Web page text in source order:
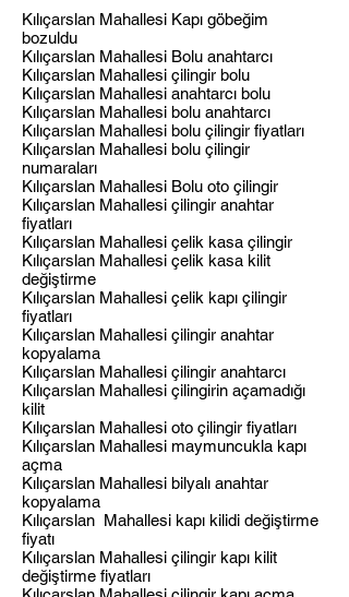
Kılıçarslan Mahallesi Kapı göbeğim
bozuldu
Kılıçarslan Mahallesi Bolu anahtarcı
Kılıçarslan Mahallesi çilingir bolu
Kılıçarslan Mahallesi anahtarcı bolu
Kılıçarslan Mahallesi bolu anahtarcı
Kılıçarslan Mahallesi bolu çilingir fiyatları
Kılıçarslan Mahallesi bolu çilingir
numaraları
Kılıçarslan Mahallesi Bolu oto çilingir
Kılıçarslan Mahallesi çilingir anahtar
fiyatları
Kılıçarslan Mahallesi çelik kasa çilingir
Kılıçarslan Mahallesi çelik kasa kilit
değiştirme
Kılıçarslan Mahallesi çelik kapı çilingir
fiyatları
Kılıçarslan Mahallesi çilingir anahtar
kopyalama
Kılıçarslan Mahallesi çilingir anahtarcı
Kılıçarslan Mahallesi çilingirin açamadığı
kilit
Kılıçarslan Mahallesi oto çilingir fiyatları
Kılıçarslan Mahallesi maymuncukla kapı
açma
Kılıçarslan Mahallesi bilyalı anahtar
kopyalama
Kılıçarslan Mahallesi kapı kilidi değiştirme
fiyatı
Kılıçarslan Mahallesi çilingir kapı kilit
değiştirme fiyatları